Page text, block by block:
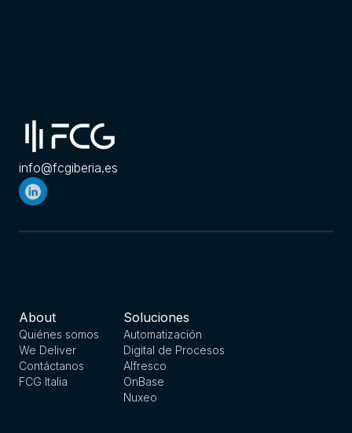
info@fcgiberia.es
About
Quiénes somos
We Deliver
Contáctanos
FCG Italia
Soluciones
Automatización
Digital de Procesos
Alfresco
OnBase
Nuxeo